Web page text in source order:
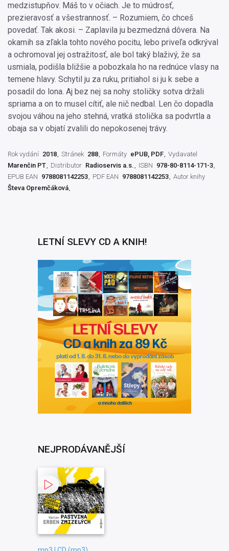
medzistupňov. Máš to v očiach. Je to múdrosť,
prezieravosť a všestrannosť. – Rozumiem, čo chceš
povedať. Tak akosi. – Zaplavila ju bezmedzná dôvera. Na
okamih sa zľakla tohto nového pocitu, lebo priveľa odkrýval
a ochromoval jej ostražitosť, ale bol taký blaživý, že sa
usmiala, podišla bližšie a pobozkala ho na rednúce vlasy na
temene hlavy. Schytil ju za ruku, pritiahol si ju k sebe a
posadil do lona. Aj bez nej sa nohy stoličky sotva držali
spriama a on to musel cítiť, ale nič nedbal. Len čo dopadla
svojou váhou na jeho stehná, vratká stolička sa podvrtla a
obaja sa v objatí zvalili do nepokosenej trávy.
Rok vydání 2018 Stránek 288 Formáty ePUB, PDF Vydavatel
Marenčin PT
Distributor Radioservis a.s. ISBN 978-80-8114-171-3
EPUB EAN 9788081142253 PDF EAN 9788081142253 Autor knihy
Števa Opremčáková
LETNÍ SLEVY CD A KNIH!
NEJPRODÁVANĚJŠÍ